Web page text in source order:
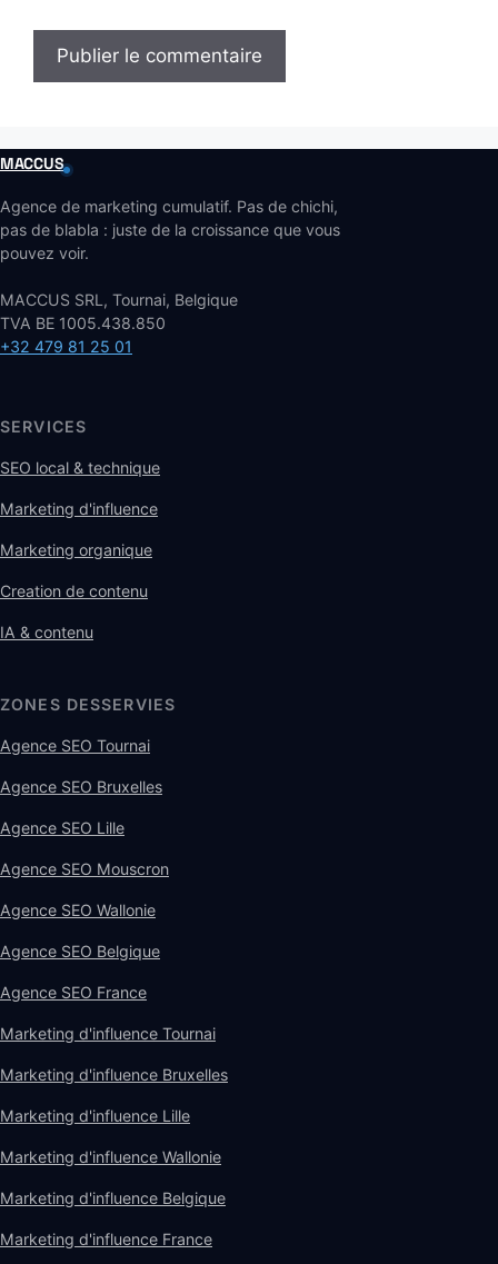
MACCUS
Agence de marketing cumulatif. Pas de chichi,
pas de blabla : juste de la croissance que vous
pouvez voir.
MACCUS SRL, Tournai, Belgique
TVA BE 1005.438.850
+32 479 81 25 01
SERVICES
SEO local & technique
Marketing d'influence
Marketing organique
Creation de contenu
IA & contenu
ZONES DESSERVIES
Agence SEO Tournai
Agence SEO Bruxelles
Agence SEO Lille
Agence SEO Mouscron
Agence SEO Wallonie
Agence SEO Belgique
Agence SEO France
Marketing d'influence Tournai
Marketing d'influence Bruxelles
Marketing d'influence Lille
Marketing d'influence Wallonie
Marketing d'influence Belgique
Marketing d'influence France